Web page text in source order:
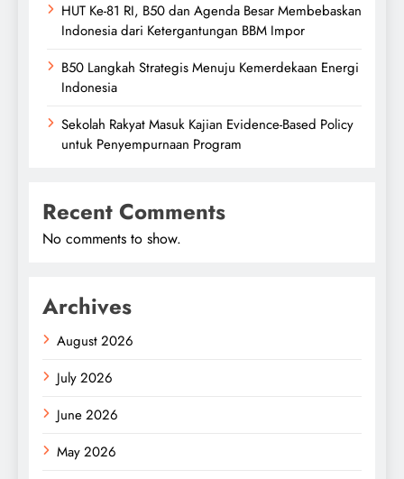
HUT Ke-81 RI, B50 dan Agenda Besar Membebaskan
Indonesia dari Ketergantungan BBM Impor
B50 Langkah Strategis Menuju Kemerdekaan Energi
Indonesia
Sekolah Rakyat Masuk Kajian Evidence-Based Policy
untuk Penyempurnaan Program
Recent Comments
No comments to show.
Archives
August 2026
July 2026
June 2026
May 2026